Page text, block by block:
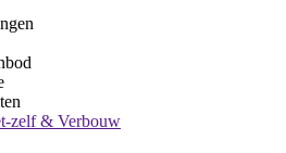
zelf & Verbouw